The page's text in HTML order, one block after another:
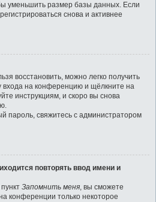
уменьшить размер базы данных. Если
снова и активнее
восстановить, можно легко получить
на конференцию и щёлкните на
инструкциям, и скоро вы снова
пароль, свяжитесь с администратором
повторять ввод имени и
Запомнить меня, вы сможете
конференции только некоторое